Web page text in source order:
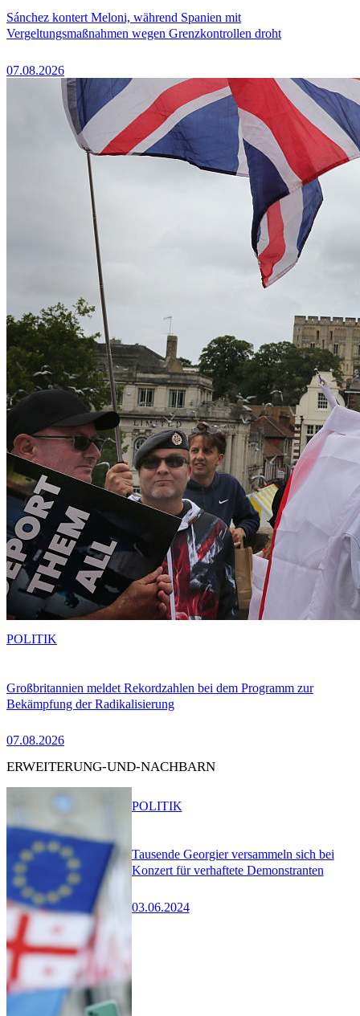
Sánchez kontert Meloni, während Spanien mit
Vergeltungsmaßnahmen wegen Grenzkontrollen droht
07.08.2026
Großbritannien meldet Rekordzahlen bei dem Programm zur
Bekämpfung der Radikalisierung
07.08.2026
POLITIK
ERWEITERUNG-UND-NACHBARN
Tausende Georgier versammeln sich bei
Konzert für verhaftete Demonstranten
03.06.2024
POLITIK